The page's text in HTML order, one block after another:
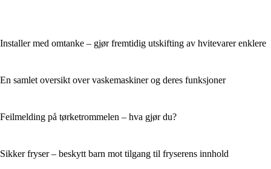
Installer med omtanke – gjør fremtidig utskifting av hvitevarer enklere
En samlet oversikt over vaskemaskiner og deres funksjoner
Feilmelding på tørketrommelen – hva gjør du?
Sikker fryser – beskytt barn mot tilgang til fryserens innhold